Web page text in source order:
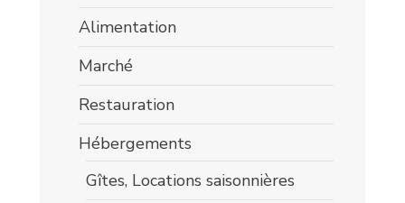
Alimentation
Marché
Restauration
Hébergements
Gîtes, Locations saisonnières